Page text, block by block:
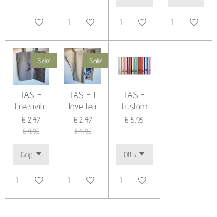
Houd mij op de hoogteIn winkelwagen In winkelwagen In winkelwagen
Sale!
TAS -
Creativity
€ 2,47
€ 4,95
In winkelwagen
Sale!
TAS - I
love tea
€ 2,47
€ 4,95
In winkelwagen
TAS -
Custom
€ 5,95
In winkelwagen